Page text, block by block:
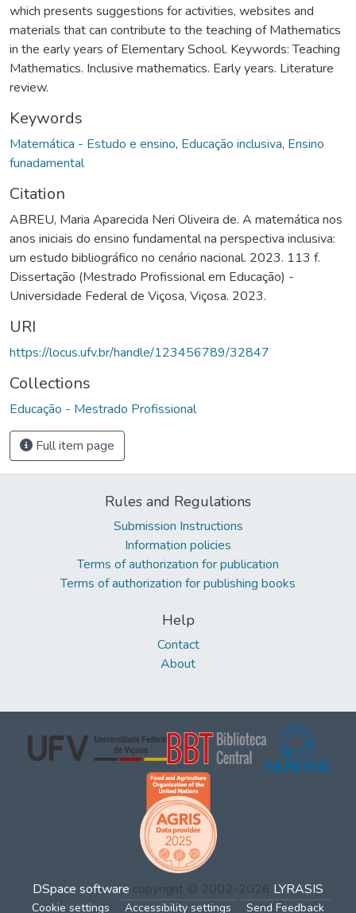
which presents suggestions for activities, websites and
materials that can contribute to the teaching of Mathematics
in the early years of Elementary School. Keywords: Teaching
Mathematics. Inclusive mathematics. Early years. Literature
review.
Keywords
Matemática - Estudo e ensino, Educação inclusiva, Ensino
funadamental
Citation
ABREU, Maria Aparecida Neri Oliveira de. A matemática nos
anos iniciais do ensino fundamental na perspectiva inclusiva:
um estudo bibliográfico no cenário nacional. 2023. 113 f.
Dissertação (Mestrado Profissional em Educação) -
Universidade Federal de Viçosa, Viçosa. 2023.
URI
https://locus.ufv.br/handle/123456789/32847
Collections
Educação - Mestrado Profissional
Full item page
Rules and Regulations
Submission Instructions
Information policies
Terms of authorization for publication
Terms of authorization for publishing books
Help
Contact
About
DSpace software copyright © 2002-2026 LYRASIS
Cookie settings Accessibility settings Send Feedback